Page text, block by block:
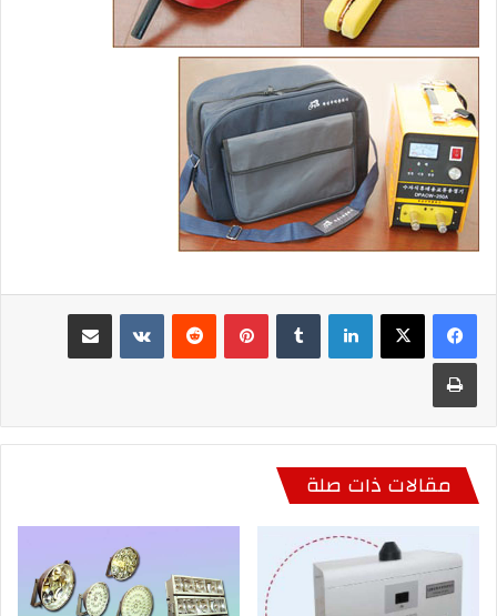
لينكدإن بينتيريست مشاركة عبر البريد
طباعة
مقالات ذات صلة